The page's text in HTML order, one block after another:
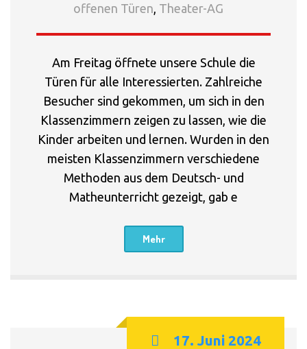
offenen Türen Theater-AG
Am Freitag öffnete unsere Schule die
Türen für alle Interessierten. Zahlreiche
Besucher sind gekommen, um sich in den
Klassenzimmern zeigen zu lassen, wie die
Kinder arbeiten und lernen. Wurden in den
meisten Klassenzimmern verschiedene
Methoden aus dem Deutsch- und
Matheunterricht gezeigt, gab e
Mehr
17. Juni 2024